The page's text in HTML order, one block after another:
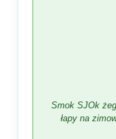
Smok SJOk
łapy na